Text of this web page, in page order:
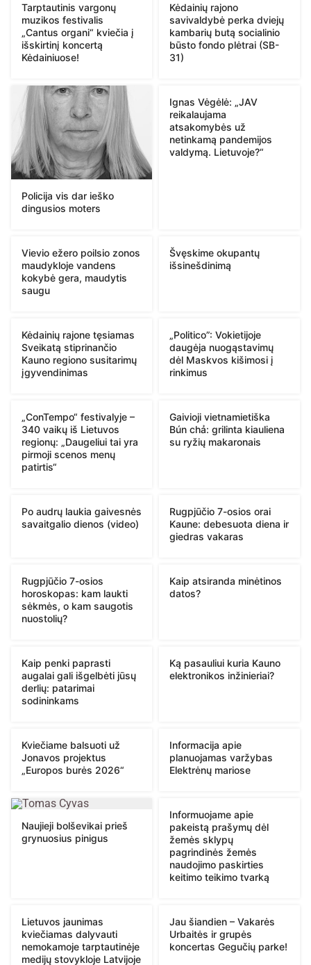
Tarptautinis vargonų
muzikos festivalis
„Cantus organi“ kviečia į
išskirtinį koncertą
Kėdainiuose!
Kėdainių rajono
savivaldybė perka dviejų
kambarių butą socialinio
būsto fondo plėtrai (SB-
31)
Policija vis dar ieško
dingusios moters
Ignas Vėgėlė: „JAV
reikalaujama
atsakomybės už
netinkamą pandemijos
valdymą. Lietuvoje?“
Vievio ežero poilsio zonos
maudykloje vandens
kokybė gera, maudytis
saugu
Švęskime okupantų
išsinešdinimą
Kėdainių rajone tęsiamas
Sveikatą stiprinančio
Kauno regiono susitarimų
įgyvendinimas
„Politico”: Vokietijoje
daugėja nuogąstavimų
dėl Maskvos kišimosi į
rinkimus
„ConTempo“ festivalyje –
340 vaikų iš Lietuvos
regionų: „Daugeliui tai yra
pirmoji scenos menų
patirtis“
Gaivioji vietnamietiška
Bún chả: grilinta kiauliena
su ryžių makaronais
Po audrų laukia gaivesnės
savaitgalio dienos (video)
Rugpjūčio 7-osios orai
Kaune: debesuota diena ir
giedras vakaras
Rugpjūčio 7-osios
horoskopas: kam laukti
sėkmės, o kam saugotis
nuostolių?
Kaip atsiranda minėtinos
datos?
Kaip penki paprasti
augalai gali išgelbėti jūsų
derlių: patarimai
sodininkams
Ką pasauliui kuria Kauno
elektronikos inžinieriai?
Kviečiame balsuoti už
Jonavos projektus
„Europos burės 2026“
Informacija apie
planuojamas varžybas
Elektrėnų mariose
Naujieji bolševikai prieš
grynuosius pinigus
Informuojame apie
pakeistą prašymų dėl
žemės sklypų
pagrindinės žemės
naudojimo paskirties
keitimo teikimo tvarką
Lietuvos jaunimas
kviečiamas dalyvauti
nemokamoje tarptautinėje
medijų stovykloje Latvijoje
Jau šiandien – Vakarės
Urbaitės ir grupės
koncertas Gegučių parke!